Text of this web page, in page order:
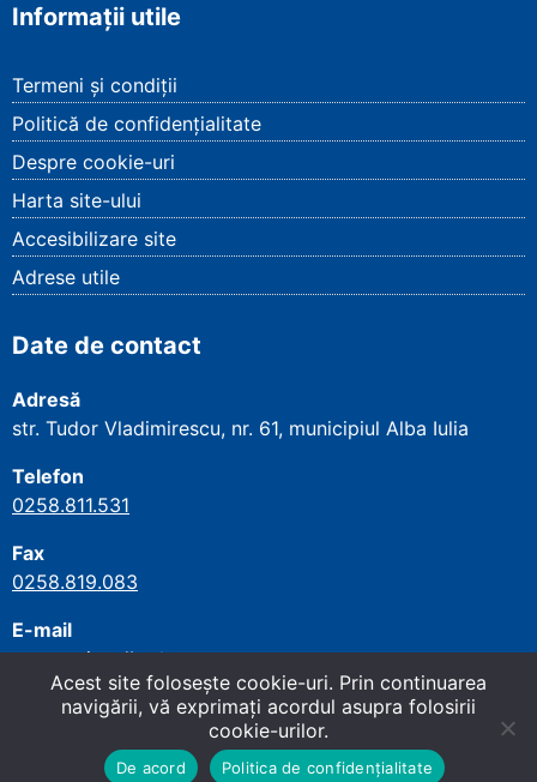
Informații utile
Termeni și condiții
Politică de confidențialitate
Despre cookie-uri
Harta site-ului
Accesibilizare site
Adrese utile
Date de contact
Adresă
str. Tudor Vladimirescu, nr. 61, municipiul Alba Iulia
Telefon
0258.811.531
Fax
0258.819.083
E-mail
secretariat.alba@cnpp.ro
Casa Județeană de Pensii
. All rights reserved.Site dezvoltat de WMT
↑
Acest site foloseşte cookie-uri. Prin continuarea
navigării, vă exprimaţi acordul asupra folosirii
cookie-urilor.
De acord Politica de confidențialitate